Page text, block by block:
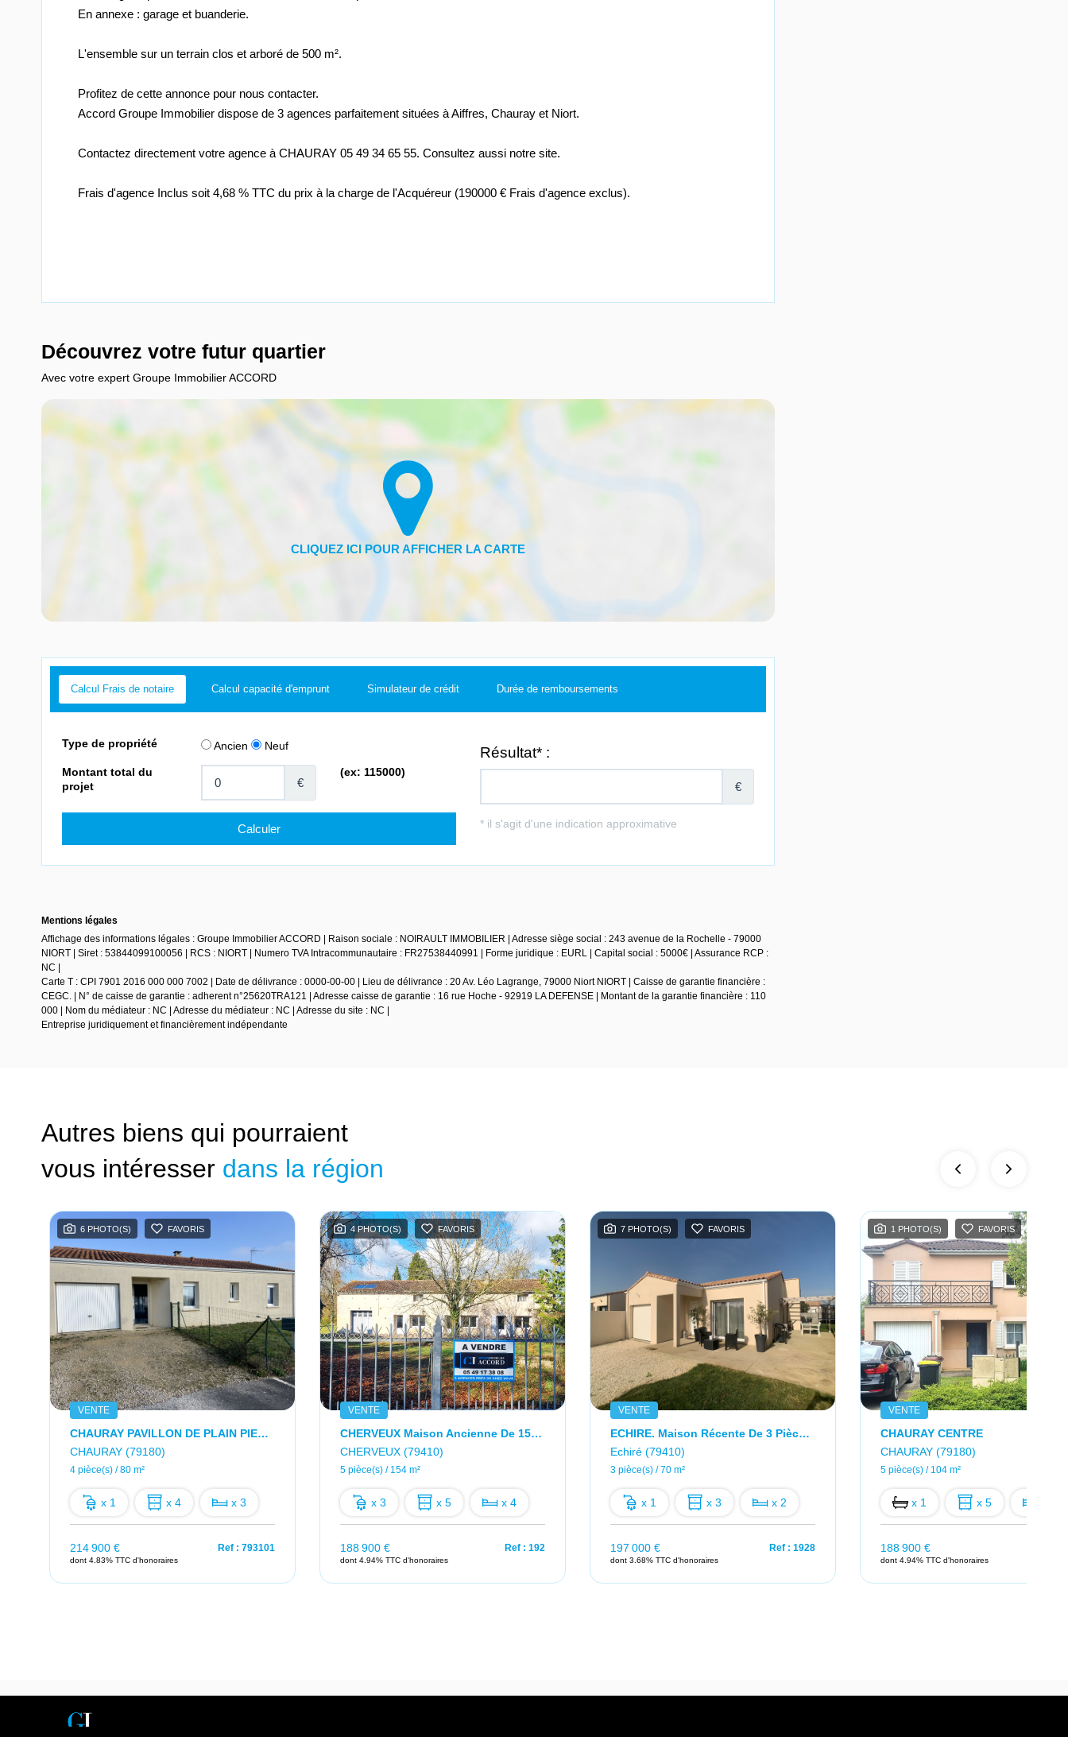
En annexe : garage et buanderie.
L'ensemble sur un terrain clos et arboré de 500 m².
Profitez de cette annonce pour nous contacter.
Accord Groupe Immobilier dispose de 3 agences parfaitement situées à Aiffres, Chauray et Niort.
Contactez directement votre agence à CHAURAY 05 49 34 65 55. Consultez aussi notre site.
Frais d'agence Inclus soit 4,68 % TTC du prix à la charge de l'Acquéreur (190000 € Frais d'agence exclus).
Découvrez votre futur quartier
Avec votre expert Groupe Immobilier ACCORD
Calcul Frais de notaire Calcul capacité d'emprunt Simulateur de crédit Durée de remboursements
Mentions légales
Affichage des informations légales : Groupe Immobilier ACCORD | Raison sociale : NOIRAULT IMMOBILIER | Adresse siège social : 243 avenue de la Rochelle - 79000
NIORT | Siret : 53844099100056 | RCS : NIORT | Numero TVA Intracommunautaire : FR27538440991 | Forme juridique : EURL | Capital social : 5000€ | Assurance RCP :
NC |
Carte T : CPI 7901 2016 000 000 7002 | Date de délivrance : 0000-00-00 | Lieu de délivrance : 20 Av. Léo Lagrange, 79000 Niort NIORT | Caisse de garantie financière :
CEGC. | N° de caisse de garantie : adherent n°25620TRA121 | Adresse caisse de garantie : 16 rue Hoche - 92919 LA DEFENSE | Montant de la garantie financière : 110
000 | Nom du médiateur : NC | Adresse du médiateur : NC | Adresse du site : NC |
Entreprise juridiquement et financièrement indépendante
Autres biens qui pourraient
vous intéresser dans la région
6 PHOTO(S) FAVORIS
VENTE
CHAURAY PAVILLON DE PLAIN PIED 3 CHAMBRES 80 M2
CHAURAY (79180)
4 pièce(s) / 80 m²
x 1 x 4 x 3
214 900 €
dont 4.83% TTC d'honoraires
Ref : 793101
4 PHOTO(S) FAVORIS
VENTE
CHERVEUX Maison Ancienne De 154 M2
CHERVEUX (79410)
5 pièce(s) / 154 m²
x 3 x 5 x 4
188 900 €
dont 4.94% TTC d'honoraires
Ref : 192
7 PHOTO(S) FAVORIS
VENTE
ECHIRE. Maison Récente De 3 Pièces De 70 M2.
Echiré (79410)
3 pièce(s) / 70 m²
x 1 x 3 x 2
197 000 €
dont 3.68% TTC d'honoraires
Ref : 1928
1 PHOTO(S) FAVORIS
VENTE
CHAURAY CENTRE
CHAURAY (79180)
5 pièce(s) / 104 m²
x 1 x 5
188 900 €
dont 4.94% TTC d'honoraires